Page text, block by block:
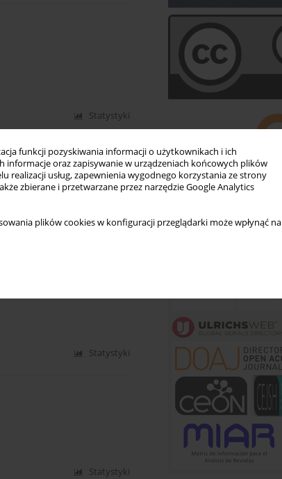
funkcji pozyskiwania informacji o użytkownikach i ich
oraz zapisywanie w urządzeniach końcowych plików
realizacji usług, zapewnienia wygodnego korzystania ze strony
zbierane i przetwarzane przez narzędzie Google Analytics
plików cookies w konfiguracji przeglądarki może wpłynąć na
Statystyki
Statystyki
Statystyki